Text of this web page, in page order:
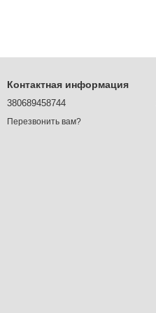
Контактная информация
380689458744
Перезвонить вам?